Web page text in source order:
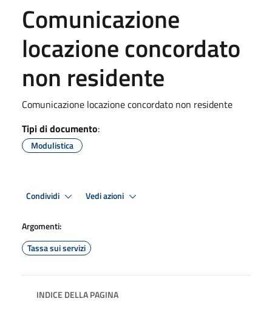
Comunicazione
locazione concordato
non residente
Comunicazione locazione concordato non residente
Tipi di documento:
Modulistica
Condividi Vedi azioni
Argomenti:
Tassa sui servizi
INDICE DELLA PAGINA